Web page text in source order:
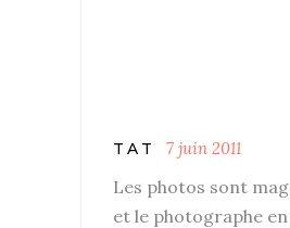
TAT 7 juin 2011
Les photos sont
et le photographe